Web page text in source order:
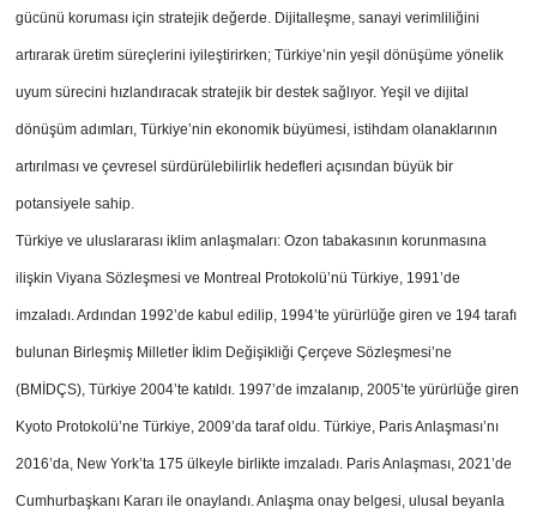
gücünü koruması için stratejik değerde. Dijitalleşme, sanayi verimliliğini
artırarak üretim süreçlerini iyileştirirken; Türkiye’nin yeşil dönüşüme yönelik
uyum sürecini hızlandıracak stratejik bir destek sağlıyor. Yeşil ve dijital
dönüşüm adımları, Türkiye’nin ekonomik büyümesi, istihdam olanaklarının
artırılması ve çevresel sürdürülebilirlik hedefleri açısından büyük bir
potansiyele sahip.
Türkiye ve uluslararası iklim anlaşmaları: Ozon tabakasının korunmasına
ilişkin Viyana Sözleşmesi ve Montreal Protokolü’nü Türkiye, 1991’de
imzaladı. Ardından 1992’de kabul edilip, 1994’te yürürlüğe giren ve 194 tarafı
bulunan Birleşmiş Milletler İklim Değişikliği Çerçeve Sözleşmesi’ne
(BMİDÇS), Türkiye 2004’te katıldı. 1997’de imzalanıp, 2005’te yürürlüğe giren
Kyoto Protokolü’ne Türkiye, 2009’da taraf oldu. Türkiye, Paris Anlaşması’nı
2016’da, New York’ta 175 ülkeyle birlikte imzaladı. Paris Anlaşması, 2021’de
Cumhurbaşkanı Kararı ile onaylandı. Anlaşma onay belgesi, ulusal beyanla